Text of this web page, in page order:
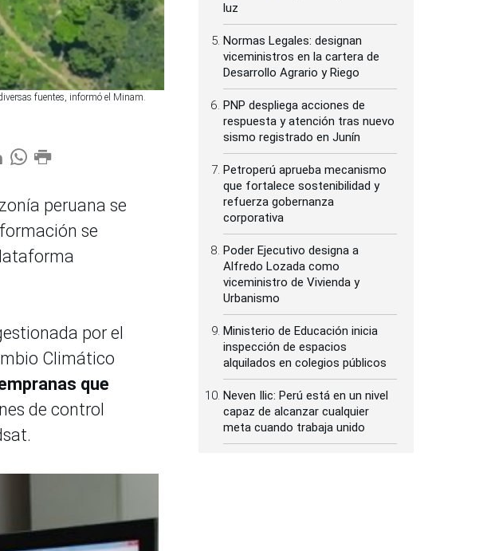
fuentes, informó el Minam.
peruana se
se
por el
Climático
que
de control
luz
Normas Legales: designan
viceministros en la cartera de
Desarrollo Agrario y Riego
PNP despliega acciones de
respuesta y atención tras nuevo
sismo registrado en Junín
Petroperú aprueba mecanismo
que fortalece sostenibilidad y
refuerza gobernanza
corporativa
Poder Ejecutivo designa a
Alfredo Lozada como
viceministro de Vivienda y
Urbanismo
Ministerio de Educación inicia
inspección de espacios
alquilados en colegios públicos
Neven Ilic: Perú está en un nivel
capaz de alcanzar cualquier
meta cuando trabaja unido